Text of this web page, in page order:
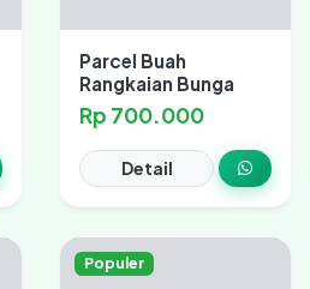
Parcel Buah
Rangkaian Bunga
Rp 700.000
Detail
Populer